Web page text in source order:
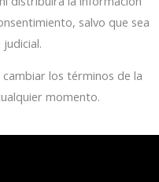
salvo que sea
cambiar los términos de la
momento.